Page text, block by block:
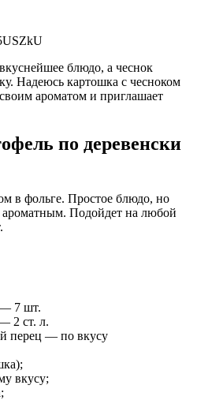
блюдо, а чеснок
Надеюсь картошка с чесноком
ароматом и приглашает
по деревенски
в фольге. Простое блюдо, но
ароматным. Подойдет на любой
— 7 шт.
2 ст. л.
перец — по вкусу
вкусу;